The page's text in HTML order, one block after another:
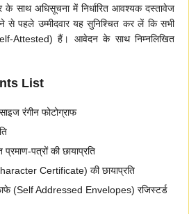
के साथ अधिसूचना में निर्धारित आवश्यक दस्तावेज
पहले उम्मीदवार यह सुनिश्चित कर लें कि सभी
Attested) हैं। आवेदन के साथ निम्नलिखित
List
रंगीन फोटोग्राफ
प्रमाण-पत्रों की छायाप्रति
Certificate) की छायाप्रति
(Self Addressed Envelopes) रजिस्टर्ड